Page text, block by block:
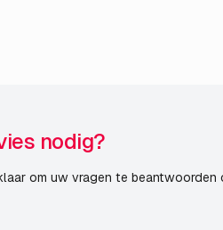
nodig?
om uw vragen te beantwoorden